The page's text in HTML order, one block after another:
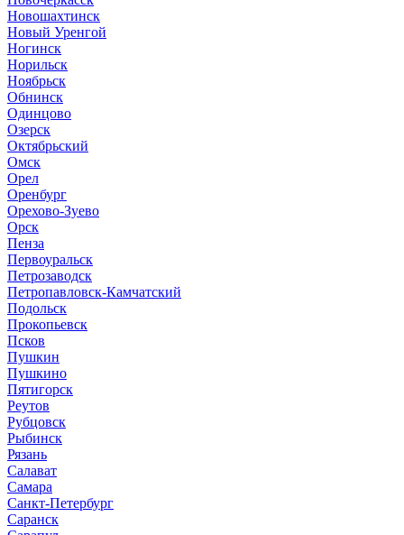
Новошахтинск
Новый Уренгой
Ногинск
Норильск
Ноябрьск
Обнинск
Одинцово
Озерск
Октябрьский
Омск
Орел
Оренбург
Орехово-Зуево
Орск
Пенза
Первоуральск
Петрозаводск
Петропавловск-Камчатский
Подольск
Прокопьевск
Псков
Пушкин
Пушкино
Пятигорск
Реутов
Рубцовск
Рыбинск
Рязань
Салават
Самара
Санкт-Петербург
Саранск